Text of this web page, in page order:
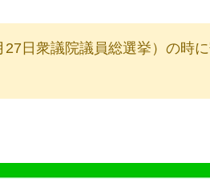
日衆議院議員総選挙）の時